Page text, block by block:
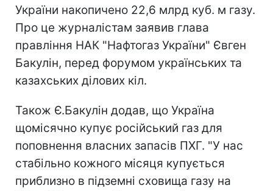
України накопичено 22,6 млрд куб. м газу.
Про це журналістам заявив глава
правління НАК "Нафтогаз України" Євген
Бакулін, перед форумом українських та
казахських ділових кіл.
Також Є.Бакулін додав, що Україна
щомісячно купує російський газ для
поповнення власних запасів ПХГ. "У нас
стабільно кожного місяця купується
приблизно в підземні сховища газу на